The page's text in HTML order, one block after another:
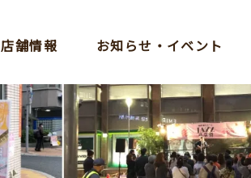
店舗情報 お知らせ・イベント